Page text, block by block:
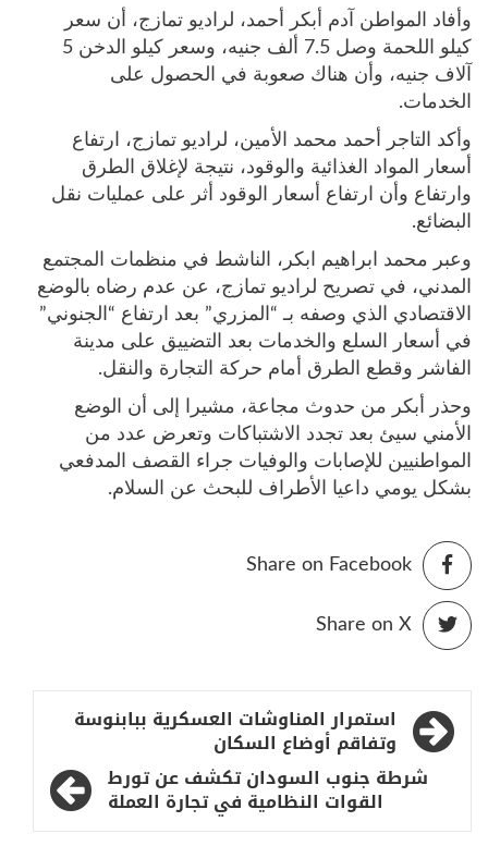
وأفاد المواطن آدم أبكر أحمد، لراديو تمازج، أن سعر
كيلو اللحمة وصل 7.5 ألف جنيه، وسعر كيلو الدخن 5
آلاف جنيه، وأن هناك صعوبة في الحصول على
الخدمات.
وأكد التاجر أحمد محمد الأمين، لراديو تمازج، ارتفاع
أسعار المواد الغذائية والوقود، نتيجة لإغلاق الطرق
وارتفاع وأن ارتفاع أسعار الوقود أثر على عمليات نقل
البضائع.
وعبر محمد ابراهيم ابكر، الناشط في منظمات المجتمع
المدني، في تصريح لراديو تمازج، عن عدم رضاه بالوضع
الاقتصادي الذي وصفه بـ “المزري” بعد ارتفاع “الجنوني”
في أسعار السلع والخدمات بعد التضييق على مدينة
الفاشر وقطع الطرق أمام حركة التجارة والنقل.
وحذر أبكر من حدوث مجاعة، مشيرا إلى أن الوضع
الأمني سيئ بعد تجدد الاشتباكات وتعرض عدد من
المواطنيين للإصابات والوفيات جراء القصف المدفعي
بشكل يومي داعيا الأطراف للبحث عن السلام.
Share on Facebook
Share on X
تصفّح
المقالات
استمرار المناوشات العسكرية ببابنوسة
وتفاقم أوضاع السكان
شرطة جنوب السودان تكشف عن تورط
القوات النظامية في تجارة العملة